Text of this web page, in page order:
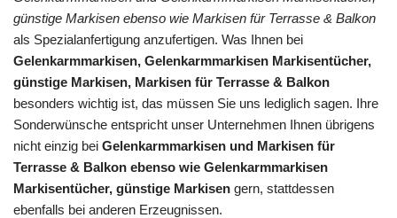
günstige Markisen ebenso wie Markisen für Terrasse & Balkon
als Spezialanfertigung anzufertigen. Was Ihnen bei
Gelenkarmmarkisen, Gelenkarmmarkisen Markisentücher,
günstige Markisen, Markisen für Terrasse & Balkon
besonders wichtig ist, das müssen Sie uns lediglich sagen. Ihre
Sonderwünsche entspricht unser Unternehmen Ihnen übrigens
nicht einzig bei Gelenkarmmarkisen und Markisen für
Terrasse & Balkon ebenso wie Gelenkarmmarkisen
Markisentücher, günstige Markisen gern, stattdessen
ebenfalls bei anderen Erzeugnissen.